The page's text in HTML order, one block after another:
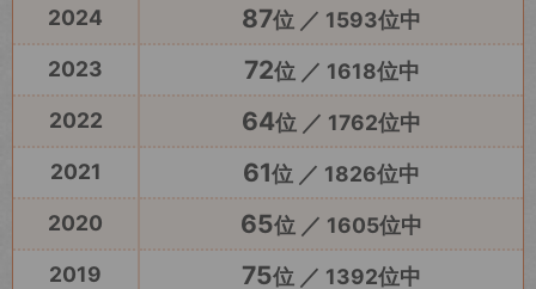
2024
87位 ／ 1593位中
2023
72位 ／ 1618位中
2022
64位 ／ 1762位中
2021
61位 ／ 1826位中
2020
65位 ／ 1605位中
2019
75位 ／ 1392位中